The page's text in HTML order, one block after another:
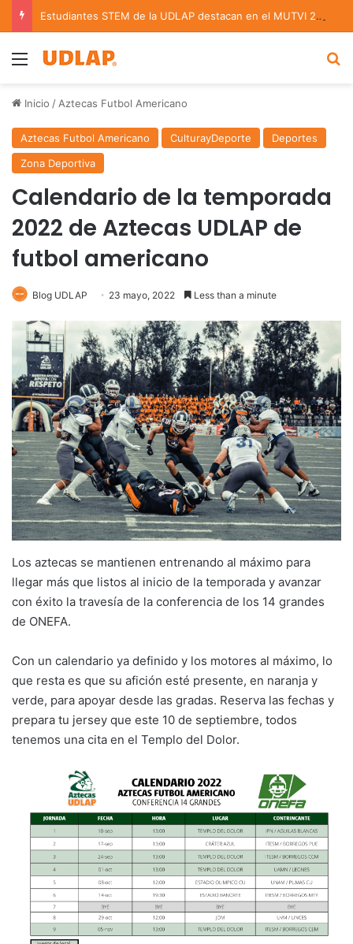
Estudiantes STEM de la UDLAP destacan en el MUTVI 2026
Menu
Inicio / Aztecas Futbol Americano
Aztecas Futbol Americano CulturayDeporte
Deportes
Zona Deportiva
Calendario de la temporada
2022 de Aztecas UDLAP de
futbol americano
Blog UDLAP 23 mayo, 2022 Less than a minute
Los aztecas se mantienen entrenando al máximo para
llegar más que listos al inicio de la temporada y avanzar
con éxito la travesía de la conferencia de los 14 grandes
de ONEFA.
Con un calendario ya definido y los motores al máximo, lo
que resta es que su afición esté presente, en naranja y
verde, para apoyar desde las gradas. Reserva las fechas y
prepara tu jersey que este 10 de septiembre, todos
tenemos una cita en el Templo del Dolor.